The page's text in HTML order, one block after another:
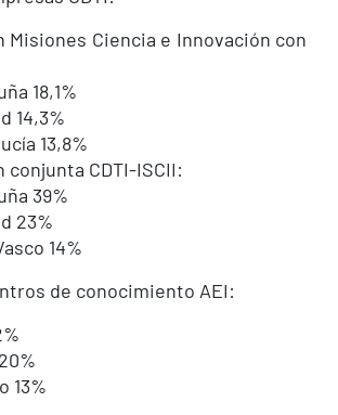
Misiones Ciencia e Innovación con
18,1%
14,3%
13,8%
conjunta CDTI-ISCII:
39%
23%
14%
de conocimiento AEI:
13%